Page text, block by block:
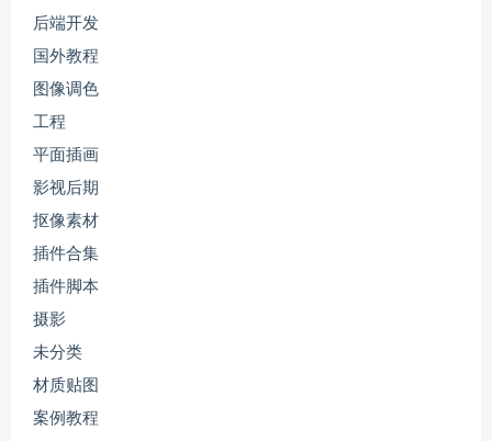
后端开发
国外教程
图像调色
工程
平面插画
影视后期
抠像素材
插件合集
插件脚本
摄影
未分类
材质贴图
案例教程